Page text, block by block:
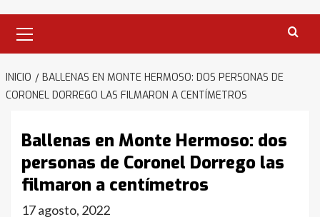
primario
INICIO
BALLENAS EN MONTE HERMOSO: DOS PERSONAS DE
CORONEL DORREGO LAS FILMARON A CENTÍMETROS
Ballenas en Monte Hermoso: dos
personas de Coronel Dorrego las
filmaron a centímetros
17 agosto, 2022